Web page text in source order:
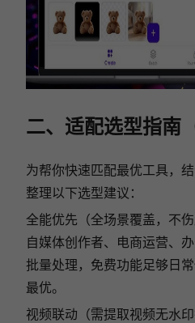
二、适配选型指南
为帮你快速匹配最优工具，
整理以下选型建议：
全能优先（全场景覆盖，不
自媒体创作者、电商运营、
批量处理，免费功能足够日
最优。
视频联动（需提取视频无水